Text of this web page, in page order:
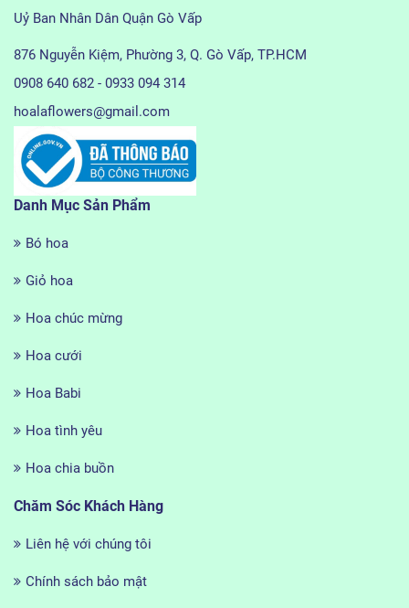
Uỷ Ban Nhân Dân Quận Gò Vấp
876 Nguyễn Kiệm, Phường 3, Q. Gò Vấp, TP.HCM
0908 640 682 - 0933 094 314
hoalaflowers@gmail.com
Danh Mục Sản Phẩm
Bó hoa
Giỏ hoa
Hoa chúc mừng
Hoa cưới
Hoa Babi
Hoa tình yêu
Hoa chia buồn
Chăm Sóc Khách Hàng
Liên hệ với chúng tôi
Chính sách bảo mật